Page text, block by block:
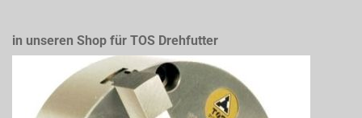
in unseren Shop für TOS Drehfutter